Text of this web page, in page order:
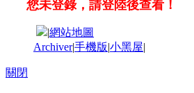
您未登錄，請登陸後查看！
|網站地圖
Archiver|手機版|小黑屋|
關閉